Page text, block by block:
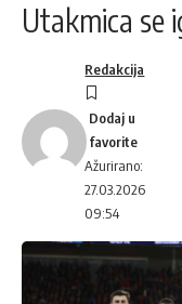
Utakmica se
Ažurirano:
27.03.2026
09:54
Redakcija